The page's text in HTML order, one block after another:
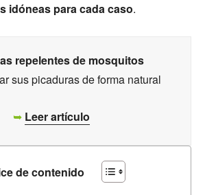
idóneas para cada caso.
repelentes de mosquitos
sus picaduras de forma natural
➥ Leer artículo
de contenido